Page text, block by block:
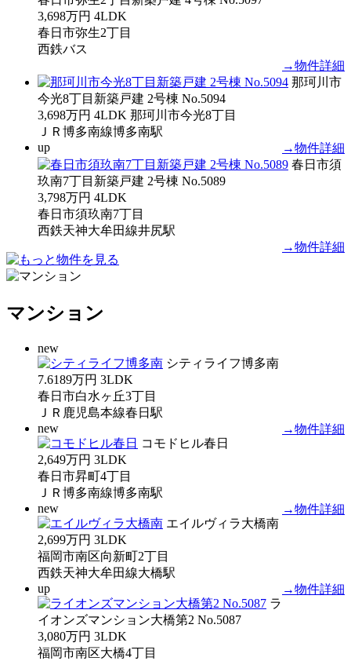
3,698万円 4LDK
春日市弥生2丁目
西鉄バス
→物件詳細
那珂川市
今光8丁目新築戸建 2号棟 No.5094
3,698万円 4LDK 那珂川市今光8丁目
ＪＲ博多南線博多南駅
→物件詳細
up
春日市須
玖南7丁目新築戸建 2号棟 No.5089
3,798万円 4LDK
春日市須玖南7丁目
西鉄天神大牟田線井尻駅
→物件詳細
マンション
new
シティライフ博多南
7.6189万円 3LDK
春日市白水ヶ丘3丁目
ＪＲ鹿児島本線春日駅
→物件詳細
new
コモドヒル春日
2,649万円 3LDK
春日市昇町4丁目
ＪＲ博多南線博多南駅
→物件詳細
new
エイルヴィラ大橋南
2,699万円 3LDK
福岡市南区向新町2丁目
西鉄天神大牟田線大橋駅
→物件詳細
up
ラ
イオンズマンション大橋第2 No.5087
3,080万円 3LDK
福岡市南区大橋4丁目